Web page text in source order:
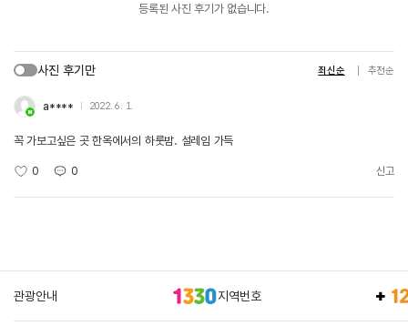
등록된 사진 후기가 없습니다.
사진 후기만 최신순 추천순
a**** 2022. 6. 1.
꼭 가보고싶은 곳 한옥에서의 하룻밤. 설레임 가득
0 0 신고
관광안내 지역번호